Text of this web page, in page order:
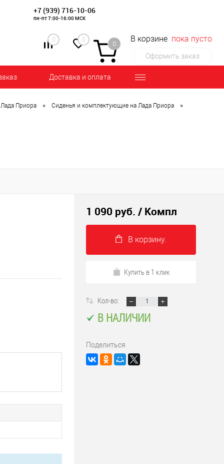
+7 (939) 716-10-06
пн-пт 7:00-16:00 МСК
0 0
0
В корзине пока пусто
Оформить заказ
Доставка и оплата
Приора • Сиденья и комплектующие на Лада Приора •
1 090 руб. / Компл
В корзину.
Купить в 1 клик
Кол-во:
В НАЛИЧИИ
Поделиться